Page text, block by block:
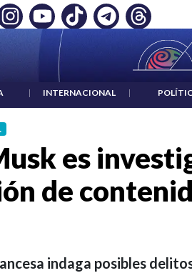
"HABLAR NO ES UN CRIMEN":
| INTERNACIONAL |
es
de
indaga posibles